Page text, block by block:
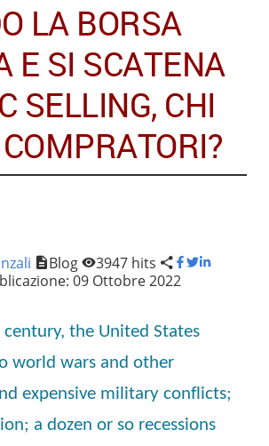
LA BORSA
E SI SCATENA
SELLING, CHI
Blog
3947 hits
09 Ottobre 2022
century, the United States
world wars and other
expensive military conflicts;
a dozen or so recessions